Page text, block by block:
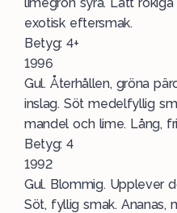
exotisk eftersmak.
Betyg: 4+
1996
Gul. Återhållen, gröna
inslag. Söt medelfyllig
mandel och lime. Lång,
Betyg: 4
1992
Gul. Blommig. Upplever
Söt, fyllig smak. Ananas,